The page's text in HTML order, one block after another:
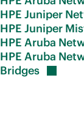
HPE Juniper
HPE Juniper
HPE Aruba
HPE Aruba
Bridges